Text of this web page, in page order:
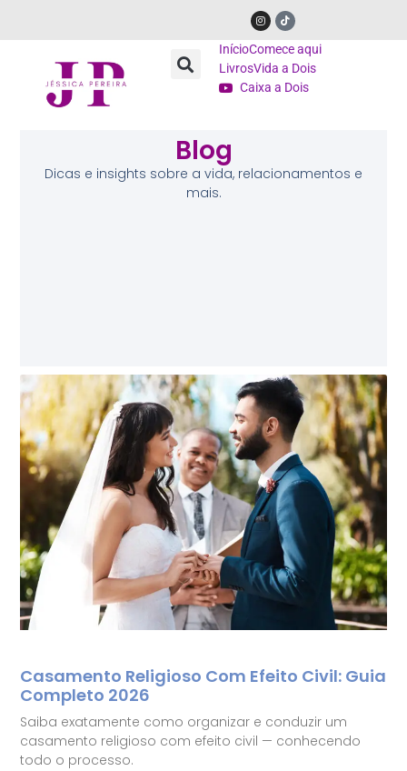
InícioComece aqui
LivrosVida a Dois
Caixa a Dois
Blog
Dicas e insights sobre a vida, relacionamentos e
mais.
Casamento Religioso Com Efeito Civil: Guia
Completo 2026
Saiba exatamente como organizar e conduzir um
casamento religioso com efeito civil — conhecendo
todo o processo.